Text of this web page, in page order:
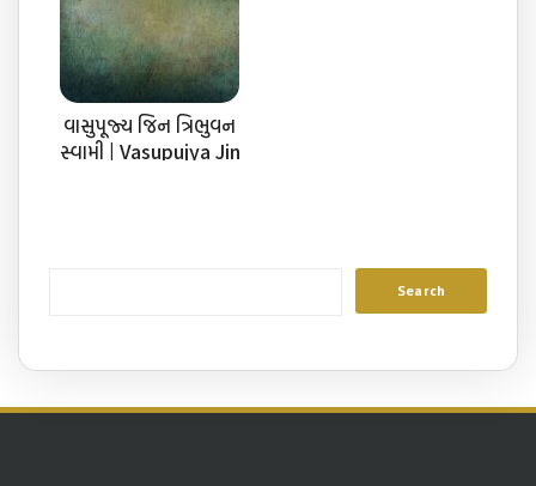
વાસુપૂજ્ય જિન ત્રિભુવન
સ્વામી | Vasupujya Jin